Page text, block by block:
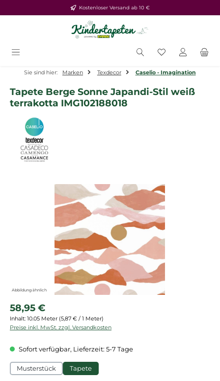
Zum Hauptinhalt springenKostenloser Versand ab 10 €
Du hast 0
Sie sind hier: Marken Texdecor Caselio - Imagination
Tapete Berge Sonne Japandi-Stil weiß
terrakotta IMG102188018
Bildergalerie überspringen
Abbildung ähnlich
Regulärer Preis:
58,95 €
Inhalt: 10.05 Meter (5,87 € / 1 Meter)
Preise inkl. MwSt. zzgl. Versandkosten
Sofort verfügbar, Lieferzeit: 5-7 Tage
Musterstück Tapete